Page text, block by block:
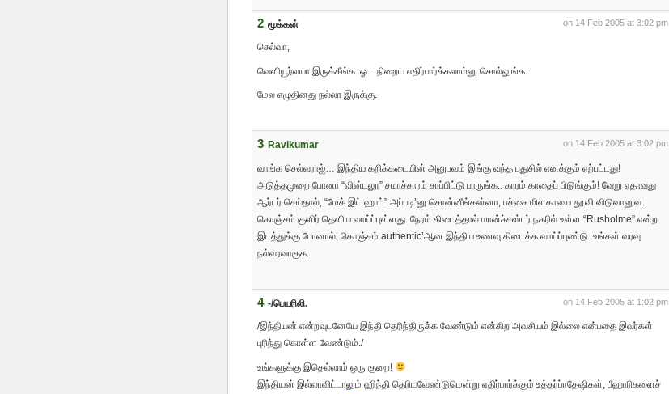
on 14 Feb 2005 at 3:02 pm
2 மூக்கன்
செல்வா,
வெளியூர்லயா இருக்கீங்க. ஓ…நிறைய எதிர்பார்க்கலாம்னு சொல்லுங்க.
மேல எழுதினது நல்லா இருக்கு.
on 14 Feb 2005 at 3:02 pm
3 Ravikumar
வாங்க செல்வராஜ்… இந்திய கறிக்கடையின் அனுபவம் இங்கு வந்த புதுசில் எனக்கும் ஏற்பட்டது!
அடுத்தமுறை போனா “வின்டலூ” சமாச்சாரம் சாப்பிட்டு பாருங்க.. காரம் காதைப் பிடுங்கும்! வேறு ஏதாவது
ஆர்டர் செய்தால், “மேக் இட் ஹாட்” அப்படி’னு சொன்னீங்கன்னா, பச்சை மிளகாயை தூவி விடுவானுவ..
கொஞ்சம் குளிர் தெளிய வாய்ப்புள்ளது. நேரம் கிடைத்தால் மான்ச்சஸ்டர் நகரில் உள்ள “Rusholme” என்ற
இடத்துக்கு போனால், கொஞ்சம் authentic’ஆன இந்திய உணவு கிடைக்க வாய்ப்புண்டு. உங்கள் வரவு
நல்வரவாகுக.
on 14 Feb 2005 at 1:02 pm
4 -/பெயரிலி.
/இந்தியன் என்றவுடனேயே இந்தி தெரிந்திருக்க வேண்டும் என்கிற அவசியம் இல்லை என்பதை இவர்கள்
புரிந்து கொள்ள வேண்டும்./
உங்களுக்கு இதெல்லாம் ஒரு குறை!
இந்தியன் இல்லாவிட்டாலும் ஹிந்தி தெரியவேண்டுமென்று எதிர்பார்க்கும் உத்தர்ப்ரதேஷிகள், பீஹாரிகளைச்